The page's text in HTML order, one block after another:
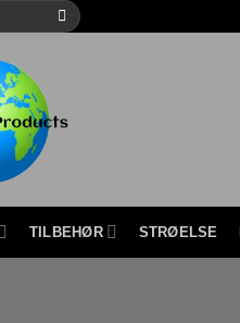
TILBEHØR STRØELSE